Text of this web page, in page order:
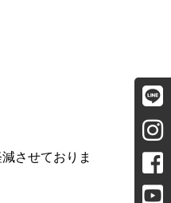
させておりま